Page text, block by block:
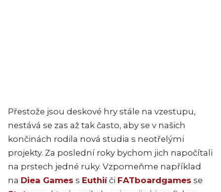
Přestože jsou deskové hry stále na vzestupu,
nestává se zas až tak často, aby se v našich
končinách rodila nová studia s neotřelými
projekty. Za poslední roky bychom jich napočítali
na prstech jedné ruky. Vzpomeňme například
na Diea Games s Euthiíči FATboardgames se